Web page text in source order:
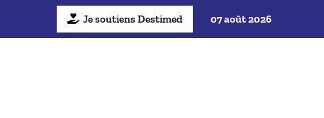
Je soutiens Destimed 07 août 2026